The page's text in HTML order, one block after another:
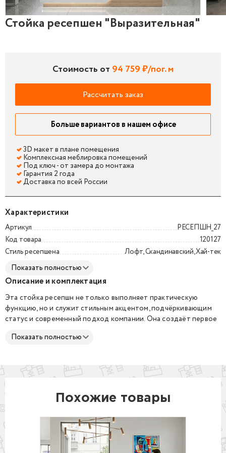
Стойка ресепшен "Выразительная"
Стойка ресепшен "Выразительная"
Стоимость от 94 759 ₽/пог. м
Рассчитать заказ
Больше вариантов в нашем офисе
3D макет в плане помещения
Комплексная меблировка помещений
Под ключ - от замера до монтажа
Гарантия 2 года
Доставка по всей России
Характеристики
Артикул
РЕСЕПШН_27
Код товара
120127
Стиль ресепшена
Лофт, Скандинавский, Хай-тек
Показать полностью
Описание и комплектация
Эта стойка ресепшн не только выполняет практическую
функцию, но и служит стильным акцентом, подчёркивающим
статус и современный подход компании. Она создаёт первое
всему пространству.
Предлагаем большой выбор материалов, это позволит
Внутри стойки располагается рабочая столешница, которую
можно дополнить тумбами с ящиками, полками и
перегородками для документов и офисных принадлежностей.
Ресепшн может быть изготовлен в любых размерах.
Показать полностью
Похожие товары